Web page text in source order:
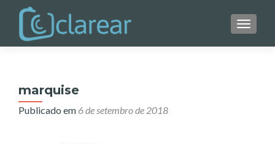
marquise
Publicado em 6 de setembro de 2018